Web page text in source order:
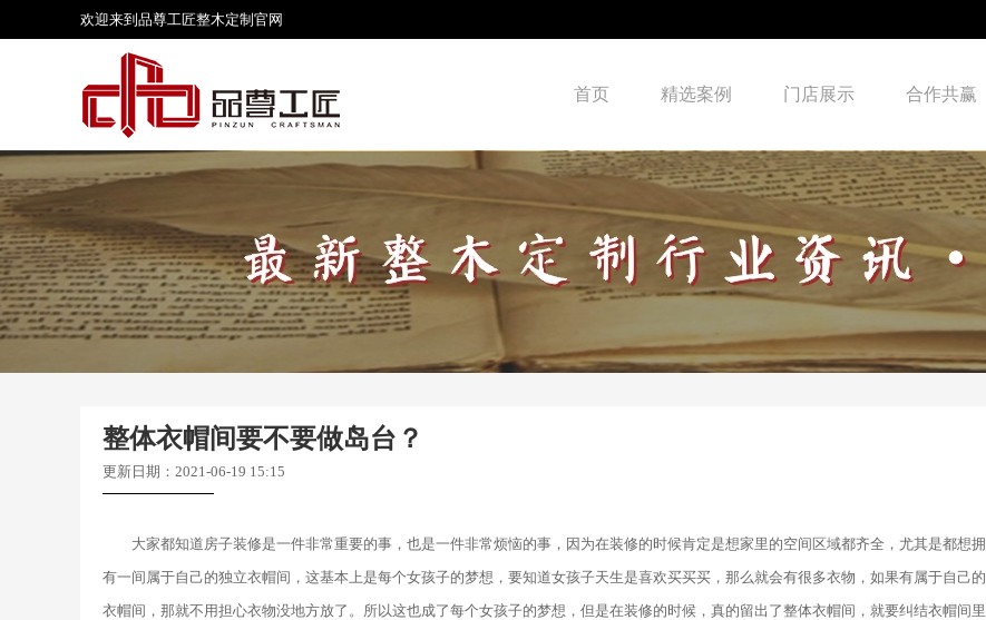
欢迎来到品尊工匠整木定制 官网
首页 精选案例 门店展示 合作共赢
整体衣帽间要不要做岛台？
更新日期：2021-06-19 15:15
大家都知道房子装修是一件非常重要的事，也是一件非常烦恼的事，因为在装修的时候肯定是想家里的空间区域都齐全，尤其是都想拥
有一间属于自己的独立衣帽间，这基本上是每个女孩子的梦想，要知道女孩子天生是喜欢买买买，那么就会有很多衣物，如果有属于自己的
衣帽间，那就不用担心衣物没地方放了。所以这也成了每个女孩子的梦想，但是在装修的时候，真的留出了整体衣帽间，就要纠结衣帽间里